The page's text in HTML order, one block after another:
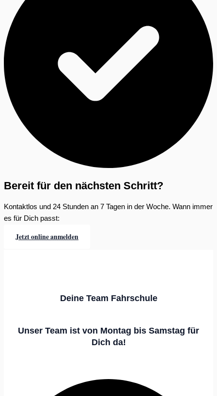
Bereit für den nächsten Schritt?
Kontaktlos und 24 Stunden an 7 Tagen in der Woche. Wann immer
es für Dich passt:
Jetzt online anmelden
Deine Team Fahrschule
Unser Team ist von Montag bis Samstag für
Dich da!